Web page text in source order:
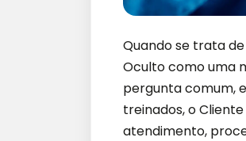
Quando se trata
Oculto como uma
pergunta comum,
treinados, o
atendimento,